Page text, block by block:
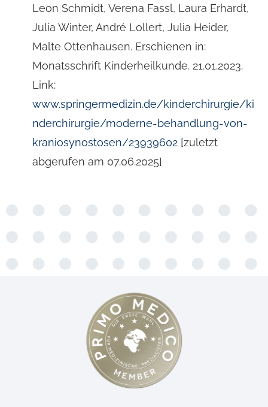
Leon Schmidt, Verena Fassl, Laura Erhardt,
Julia Winter, André Lollert, Julia Heider,
Malte Ottenhausen. Erschienen in:
Monatsschrift Kinderheilkunde. 21.01.2023.
Link:
www.springermedizin.de/kinderchirurgie/ki
nderchirurgie/moderne-behandlung-von-
kraniosynostosen/23939602 [zuletzt
abgerufen am 07.06.2025]